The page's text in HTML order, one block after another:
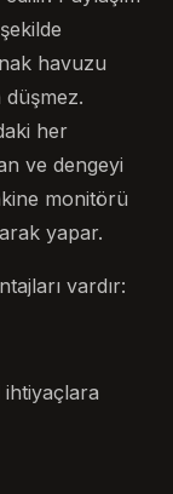
havuzu
düşmez.
her
ve dengeyi
monitörü
yapar.
vardır: